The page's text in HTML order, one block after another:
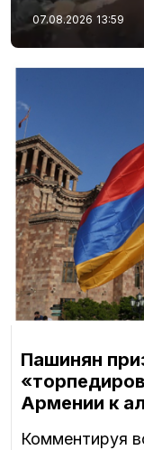
07.08.2026 13:59
Пашинян
Армении к
Комментируя